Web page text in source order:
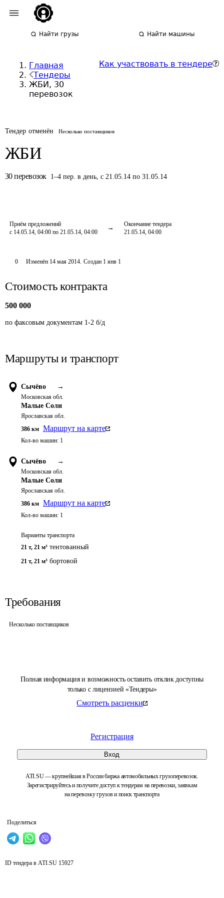
Найти грузы Найти машины
Главная
Тендеры
ЖБИ, 30
перевозок
Как участвовать в тендере
Тендер отменён Несколько поставщиков
ЖБИ
30 перевозок 1–4 пер. в день, с 21.05.14 по 31.05.14
Приём предложений
с 14.05.14, 04:00 по 21.05.14, 04:00
Окончание тендера
21.05.14, 04:00
Полная информация и возможность оставить отклик доступны
только с лицензией «Тендеры»
Смотреть расценки
Регистрация
Вход
ATI.SU — крупнейшая в России биржа автомобильных грузоперевозок.
Зарегистрируйтесь и получите доступ к тендерам на перевозки, заявкам
на перевозку грузов и поиск транспорта
Поделиться
0 Изменён 14 мая 2014. Создан 1 янв 1
Стоимость контракта
500 000
по факсовым документам 1-2 б/д
Маршруты и транспорт
Сычёво →
Московская обл.
Малые Соли
Ярославская обл.
386 км Маршрут на карте
Кол-во машин: 1
Сычёво →
Московская обл.
Малые Соли
Ярославская обл.
386 км Маршрут на карте
Кол-во машин: 1
Варианты транспорта
21 т, 21 м³ тентованный
21 т, 21 м³ бортовой
Требования
Несколько поставщиков
ID тендера в ATI.SU 15927